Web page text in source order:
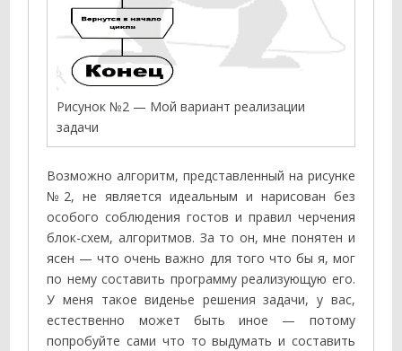
Рисунок №2 — Мой вариант реализации
задачи
Возможно алгоритм, представленный на рисунке
№2, не является идеальным и нарисован без
особого соблюдения гостов и правил черчения
блок-схем, алгоритмов. За то он, мне понятен и
ясен — что очень важно для того что бы я, мог
по нему составить программу реализующую его.
У меня такое виденье решения задачи, у вас,
естественно может быть иное — потому
попробуйте сами что то выдумать и составить